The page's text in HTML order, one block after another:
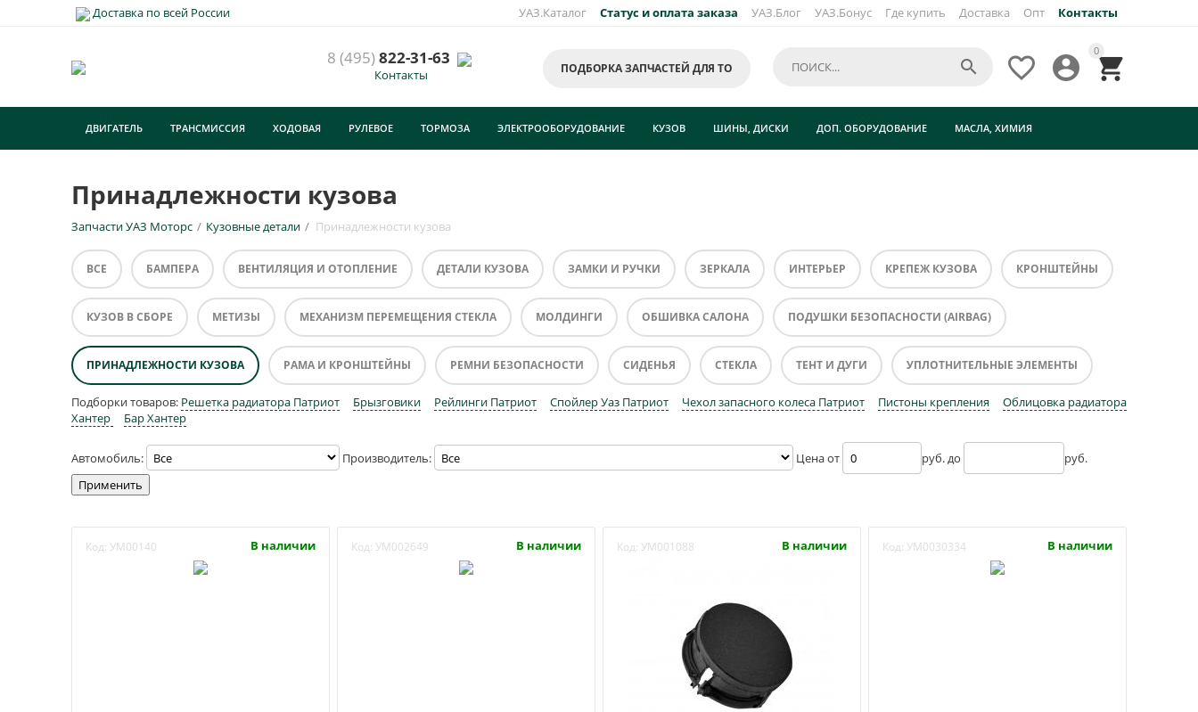
Доставка по всей России УАЗ.Каталог Статус и оплата заказа УАЗ.Блог УАЗ.Бонус Где купить Доставка Опт Контакты
8 (495)822-31-63
Контакты
0



ПОДБОРКА ЗАПЧАСТЕЙ ДЛЯ ТО 
ДВИГАТЕЛЬ ТРАНСМИССИЯ ХОДОВАЯ РУЛЕВОЕ ТОРМОЗА ЭЛЕКТРООБОРУДОВАНИЕ КУЗОВ ШИНЫ, ДИСКИ ДОП. ОБОРУДОВАНИЕ МАСЛА, ХИМИЯ
Принадлежности кузова
Запчасти УАЗ Моторс / Кузовные детали / Принадлежности кузова
ВСЕ БАМПЕРА ВЕНТИЛЯЦИЯ И ОТОПЛЕНИЕ ДЕТАЛИ КУЗОВА ЗАМКИ И РУЧКИ ЗЕРКАЛА ИНТЕРЬЕР КРЕПЕЖ КУЗОВА КРОНШТЕЙНЫ
КУЗОВ В СБОРЕ МЕТИЗЫ МЕХАНИЗМ ПЕРЕМЕЩЕНИЯ СТЕКЛА МОЛДИНГИ ОБШИВКА САЛОНА ПОДУШКИ БЕЗОПАСНОСТИ (AIRBAG)
ПРИНАДЛЕЖНОСТИ КУЗОВА РАМА И КРОНШТЕЙНЫ РЕМНИ БЕЗОПАСНОСТИ СИДЕНЬЯ СТЕКЛА ТЕНТ И ДУГИ УПЛОТНИТЕЛЬНЫЕ ЭЛЕМЕНТЫ
Подборки товаров: Решетка радиатора Патриот Брызговики Рейлинги Патриот Спойлер Уаз Патриот Чехол запасного колеса Патриот Пистоны крепления
Облицовка радиатора
Хантер
Бар Хантер
Автомобиль: Производитель: Цена от руб. до руб.
Код: УМ00140 В наличии Код: УМ002649 В наличии Код: УМ001088 В наличии Код: УМ0030334 В наличии